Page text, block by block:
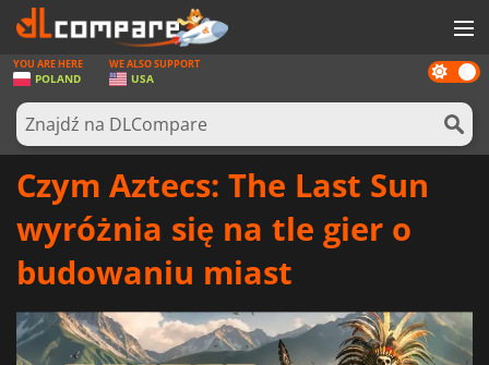
GRY
KARTY DO GIER
OPROGRAMOWANIE
REWARDS
SPRZĘT KOMPUTEROWY
ZALOGUJ SIĘ LUB ZAREJESTRUJ
Dark
mode
YOU ARE HERE
POLAND
WE ALSO SUPPORT
USA
Czym Aztecs: The Last Sun
wyróżnia się na tle gier o
budowaniu miast